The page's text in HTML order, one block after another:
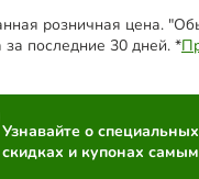
розничная цена.
за последние 30 дней. *
Узнавайте о
скидках и купонах